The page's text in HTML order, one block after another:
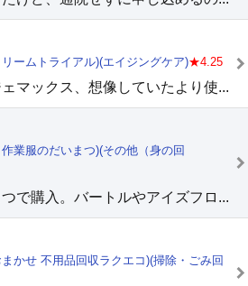
ームトライアル)(エイジングケア)★4.25
マックス、想像していたより使...
業服のだいまつ)(その他（身の回
で購入。バートルやアイズフロ...
かせ 不用品回収ラクエコ)(掃除・ごみ回